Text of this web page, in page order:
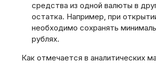
средства из одной валюты в
остатка. Например, при
необходимо сохранять
рублях.
Как отмечается в аналитических